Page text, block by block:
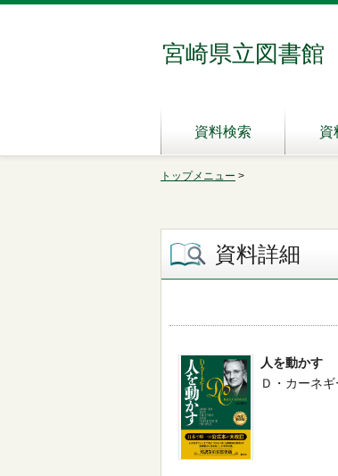
宮崎県立図書館
資料検索 資
トップメニュー >
資料詳細
人を動かす
Ｄ・カーネ